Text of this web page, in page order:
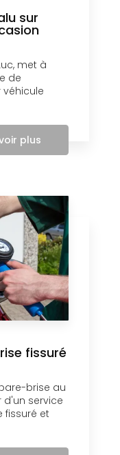
sur
met à
de
plus
fissuré
brise au
d'un service
fissuré et